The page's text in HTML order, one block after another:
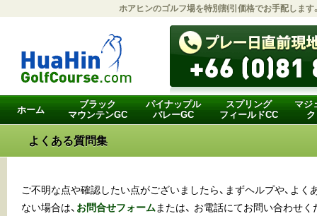
ホアヒンのゴルフ場を特別割引価格でお手配します
ホーム
ブラック
マウンテンGC
パイナップル
バレーGC
スプリング
フィールドCC
マジ
よくある質問集
ご不明な点や確認したい点がございましたら、まずヘルプや、よ
ない場合は、 お問合せフォーム または、 お電話にてお問い合わせく